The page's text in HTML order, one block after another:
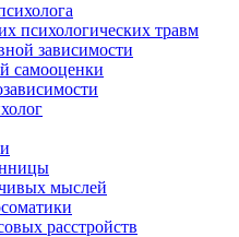
психологических травм
зависимости
самооценки
мыслей
расстройств